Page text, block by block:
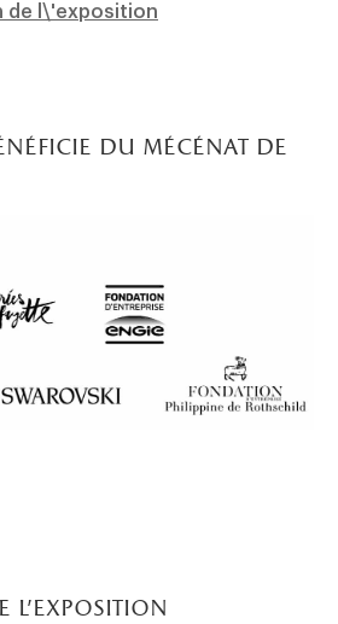
de l\'exposition
du mécénat de
l'exposition